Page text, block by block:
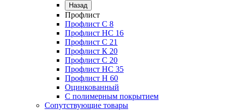
Назад
Профлист
Профлист С 8
Профлист НС 16
Профлист C 21
Профлист К 20
Профлист С 20
Профлист НС 35
Профлист Н 60
Оцинкованный
С полимерным покрытием
Сопутствующие товары